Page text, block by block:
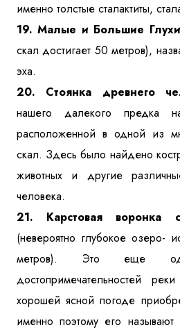
именно толстые сталактиты,
19. Малые и Большие
скал достигает 50 метров),
эха.
20. Стоянка древнего
нашего далекого предка
расположенной в одной из
скал. Здесь было найдено
животных и другие
человека.
21. Карстовая воронка
(невероятно глубокое озеро-
метров). Это еще
достопримечательностей
хорошей ясной погоде
именно поэтому его